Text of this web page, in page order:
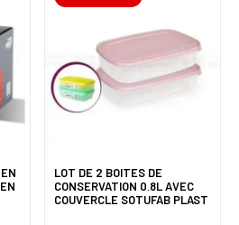
LOT DE 2 BOITES DE
CONSERVATION 0.8L AVEC
COUVERCLE SOTUFAB PLAST